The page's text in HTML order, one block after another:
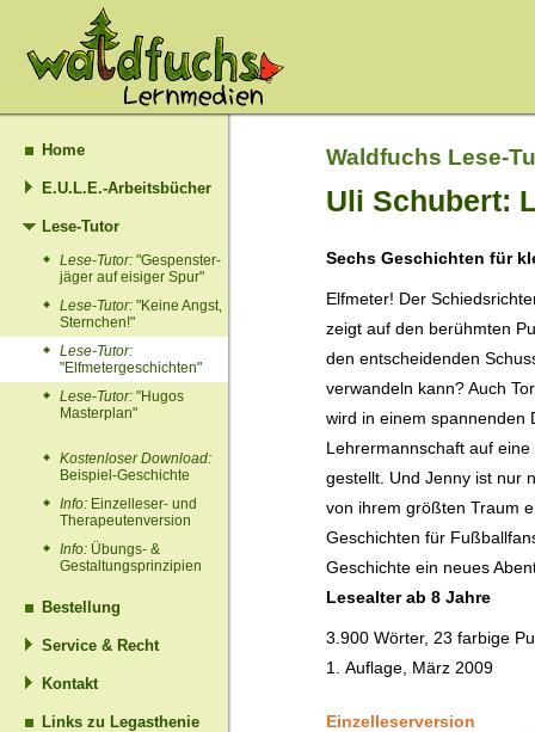
Home
E.U.L.E.-Arbeitsbücher
Lese-Tutor
Lese-Tutor: "Gespenster­
jäger auf eisiger Spur"
Lese-Tutor: "Keine Angst,
Sternchen!"
Lese-Tutor:
"Elfmetergeschichten"
Lese-Tutor: "Hugos
Masterplan"
Kostenloser Download:
Beispiel-Geschichte
Info: Einzelleser- und
Therapeutenversion
Info: Übungs- &
Gestaltungsprinzipien
Bestellung
Service & Recht
Kontakt
Links zu Legasthenie
Waldfuchs Lese-
Uli Schubert:
Sechs Geschichten für
Elfmeter! Der
zeigt auf den berühmten
den entscheidenden
verwandeln kann? Auch
wird in einem spannenden
Lehrermannschaft auf
gestellt. Und Jenny ist nur
von ihrem größten Traum
Geschichten für
Geschichte ein neues
Lesealter ab 8 Jahre
3.900 Wörter, 23 farbige
1. Auflage, März 2009
Einzelleserversion